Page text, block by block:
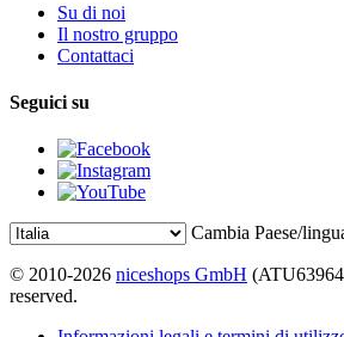
Su di noi
Il nostro gruppo
Contattaci
Seguici su
Cambia Paese/
© 2010-2026 niceshops GmbH
reserved.